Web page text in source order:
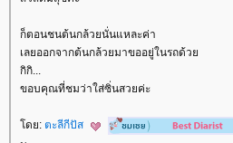
ก็ตอนชนต้นกล้วยนั่นแหละค่า
เลยออกจากต้นกล้วยมาขออยู่ในรถด้ว
กิกิ...
ขอบคุณที่ชมว่าใส่ซิ่นสวยค่ะ
ดย: ตะลีกีปัส